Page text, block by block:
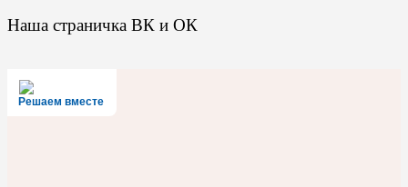
Наша страничка ВК и ОК
Решаем вместе